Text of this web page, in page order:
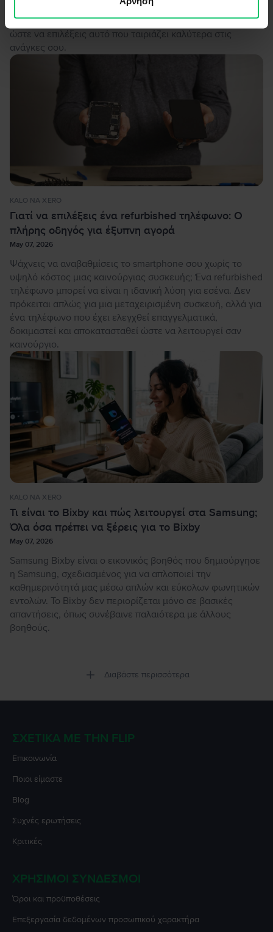
refurbished και τα ολοκαίνουργια προϊόντα, βοηθώντας σε
να αξιολογήσεις τα πλεονεκτήματα και τα μειονεκτήματα
ώστε να επιλέξεις αυτό που ταιριάζει καλύτερα στις
ανάγκες σου.
KALO NA XERO
Γιατί να επιλέξεις ένα refurbished τηλέφωνο: Ο
πλήρης οδηγός για έξυπνη αγορά
May 07, 2026
Ψάχνεις να αναβαθμίσεις το smartphone σου χωρίς το
υψηλό κόστος μιας καινούργιας συσκευής; Ένα refurbished
τηλέφωνο μπορεί να είναι η ιδανική λύση για εσένα. Δεν
πρόκειται απλώς για μια μεταχειρισμένη συσκευή, αλλά για
ένα τηλέφωνο που έχει ελεγχθεί επαγγελματικά,
δοκιμαστεί και αποκατασταθεί ώστε να λειτουργεί σαν
καινούργιο.
KALO NA XERO
Τι είναι το Bixby και πώς λειτουργεί στα Samsung;
Όλα όσα πρέπει να ξέρεις για το Bixby
May 07, 2026
Samsung Bixby είναι ο εικονικός βοηθός που δημιούργησε
η Samsung, σχεδιασμένος για να απλοποιεί την
καθημερινότητά μας μέσω απλών και εύκολων φωνητικών
εντολών. Το Bixby δεν περιορίζεται μόνο σε βασικές
απαντήσεις, όπως συνέβαινε παλαιότερα με άλλους
βοηθούς.
Διαβάστε περισσότερα
ΣΧΕΤΙΚΆ ΜΕ ΤΗΝ FLIP
Επικοινωνία
Ποιοι είμαστε
Blog
Συχνές ερωτήσεις
Κριτικές
ΧΡΉΣΙΜΟΙ ΣΎΝΔΕΣΜΟΙ
Όροι και προϋποθέσεις
Επεξεργασία δεδομένων προσωπικού χαρακτήρα